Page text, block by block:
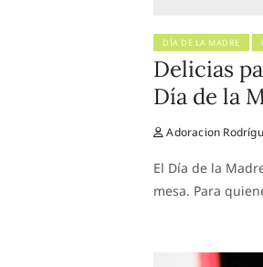
DÍA DE LA MADRE
Delicias
Día de la
Adoracion
El Día de la
mesa. Para